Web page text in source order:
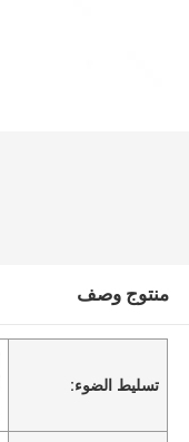
منتوج وصف
تسليط الضوء: